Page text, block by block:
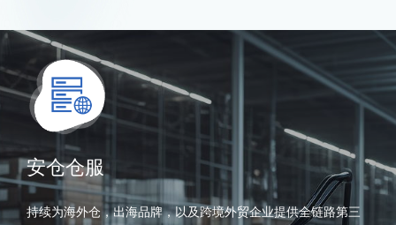
安仓仓服
持续为海外仓，出海品牌，以及跨境外贸企业提供全链路第三